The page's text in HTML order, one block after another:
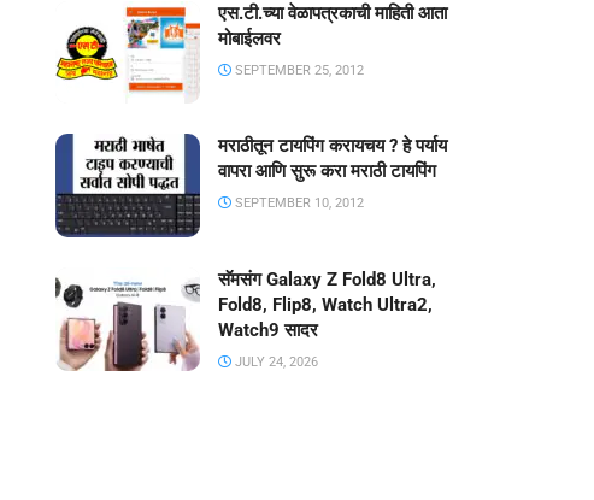
एस.टी.च्या वेळापत्रकाची माहिती आता
मोबाईलवर
SEPTEMBER 25, 2012
मराठीतून टायपिंग करायचय ? हे पर्याय
वापरा आणि सुरू करा मराठी टायपिंग
SEPTEMBER 10, 2012
सॅमसंग Galaxy Z Fold8 Ultra,
Fold8, Flip8, Watch Ultra2,
Watch9 सादर
JULY 24, 2026